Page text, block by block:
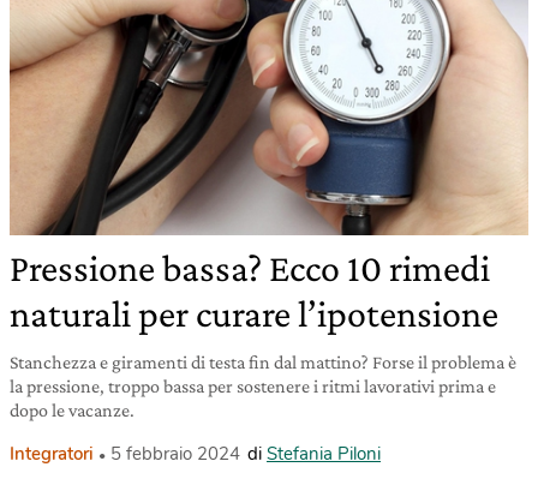
Pressione bassa? Ecco 10 rimedi
naturali per curare l’ipotensione
Stanchezza e giramenti di testa fin dal mattino? Forse il problema è
la pressione, troppo bassa per sostenere i ritmi lavorativi prima e
dopo le vacanze.
Integratori 5 febbraio 2024 di Stefania Piloni